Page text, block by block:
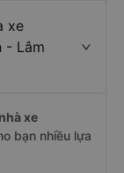
xe
- Lâm
nhà xe
bạn nhiều lựa